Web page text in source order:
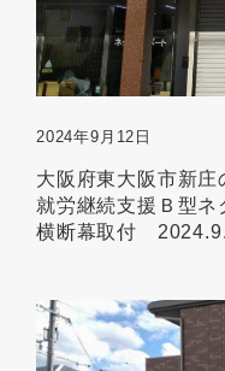
2024年9月12日
大阪府東大阪市新庄
就労継続支援Ｂ型ネ
横断幕取付